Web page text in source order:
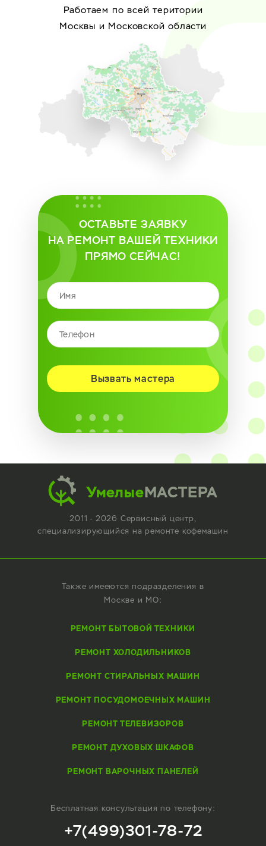
Работаем по всей територии
Москвы и Московской области
ОСТАВЬТЕ ЗАЯВКУ
НА РЕМОНТ ВАШЕЙ ТЕХНИКИ
ПРЯМО СЕЙЧАС!
Вызвать мастера
УмелыеМАСТЕРА
2011 - 2026 Сервисный центр,
специализирующийся на ремонте кофемашин
Также имееются подразделения в
Москве и МО:
РЕМОНТ БЫТОВОЙ ТЕХНИКИ
РЕМОНТ ХОЛОДИЛЬНИКОВ
РЕМОНТ СТИРАЛЬНЫХ МАШИН
РЕМОНТ ПОСУДОМОЕЧНЫХ МАШИН
РЕМОНТ ТЕЛЕВИЗОРОВ
РЕМОНТ ДУХОВЫХ ШКАФОВ
РЕМОНТ ВАРОЧНЫХ ПАНЕЛЕЙ
Бесплатная консультация по телефону:
+7(499)301-78-72